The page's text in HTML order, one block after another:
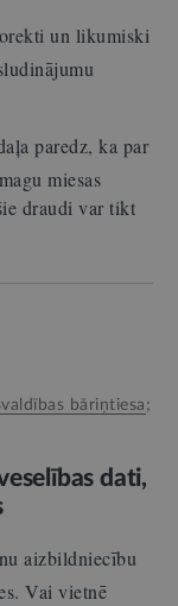
un likumiski
paredz, ka par
miesas
draudi var tikt
bāriņtiesa ;
dati,
aizbildniecību
Vai vietnē